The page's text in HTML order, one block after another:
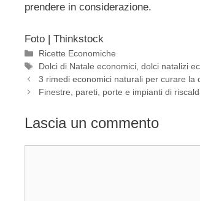
prendere in considerazione.
Foto | Thinkstock
Categorie
Ricette Economiche
Tag
Dolci di Natale economici,dolci natalizi
3 rimedi economici naturali per curare la
Finestre, pareti, porte e impianti di
Lascia un commento